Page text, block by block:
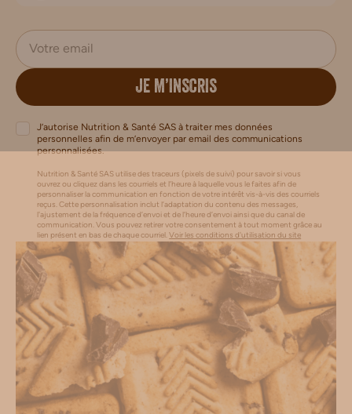
JE M’INSCRIS
J’autorise Nutrition & Santé SAS à traiter mes données
personnelles afin de m’envoyer par email des communications
personnalisées.
Nutrition & Santé SAS utilise des traceurs (pixels de suivi) pour savoir si vous
ouvrez ou cliquez dans les courriels et l’heure à laquelle vous le faites afin de
personnaliser la communication en fonction de votre intérêt vis-à-vis des courriels
reçus. Cette personnalisation inclut l’adaptation du contenu des messages,
l'ajustement de la fréquence d’envoi et de l’heure d’envoi ainsi que du canal de
communication. Vous pouvez retirer votre consentement à tout moment grâce au
lien présent en bas de chaque courriel.Voir les conditions d'utilisation du site